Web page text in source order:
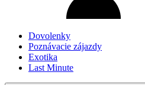
Dovolenky
Poznávacie zájazdy
Exotika
Last Minute